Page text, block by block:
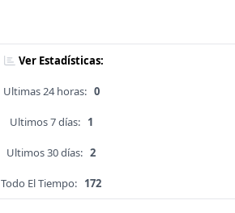
Ver Estadísticas:
Ultimas 24 horas: 0
Ultimos 7 días: 1
Ultimos 30 días: 2
Todo El Tiempo: 172